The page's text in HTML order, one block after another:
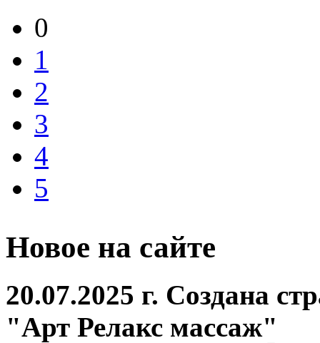
0
1
2
3
4
5
Новое на сайте
20.07.2025 г. Создана
"Арт Релакс массаж"